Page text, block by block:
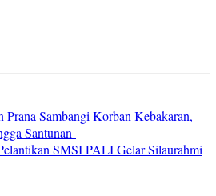
Prana Sambangi Korban Kebakaran,
Santunan
SMSI PALI Gelar Silaurahmi